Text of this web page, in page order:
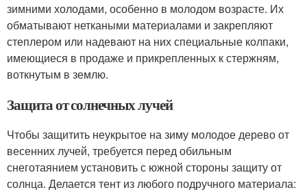
зимними холодами, особенно в молодом возрасте. Их
обматывают неткаными материалами и закрепляют
степлером или надевают на них специальные колпаки,
имеющиеся в продаже и прикрепленных к стержням,
воткнутым в землю.
Защита от солнечных лучей
Чтобы защитить неукрытое на зиму молодое дерево от
весенних лучей, требуется перед обильным
снеготаянием установить с южной стороны защиту от
солнца. Делается тент из любого подручного материала: